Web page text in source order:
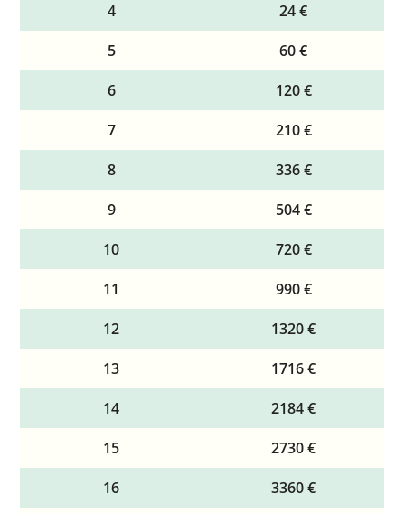
4
24 €
5
60 €
6
120 €
7
210 €
8
336 €
9
504 €
10
720 €
11
990 €
12
1320 €
13
1716 €
14
2184 €
15
2730 €
16
3360 €